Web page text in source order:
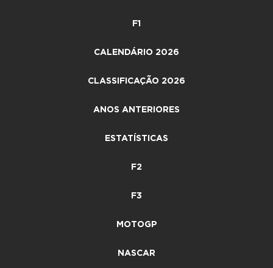
F1
CALENDÁRIO 2026
CLASSIFICAÇÃO 2026
ANOS ANTERIORES
ESTATÍSTICAS
F2
F3
MOTOGP
NASCAR